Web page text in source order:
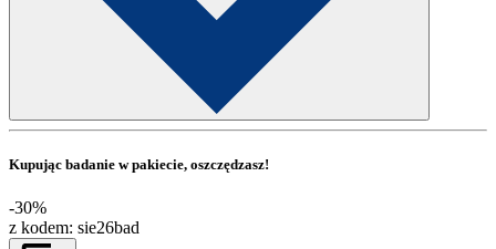
Kupując badanie w pakiecie, oszczędzasz!
-30%
z kodem: sie26bad